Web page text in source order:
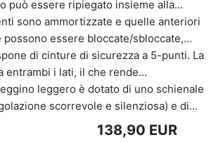
può essere ripiegato insieme alla...
sono ammortizzate e quelle anteriori
essere bloccate/sbloccate,...
di cinture di sicurezza a 5-punti. La
entrambi i lati, il che rende...
leggero è dotato di uno schienale
scorrevole e silenziosa) e di...
138,90 EUR